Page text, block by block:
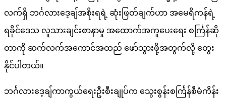
လက်ရှိ ဘင်္ဂလားဒေ့ချ်အစိုးရရဲ့ ဆုံးဖြတ်ချက်ဟာ အမေရိကန်ရဲ့
ရခိုင်ဒေသ လူသားချင်းစာနာမှု အထောက်အကူပေးရေး စင်္ကြန်ဆို
တာကို ဆက်လက်အကောင်အထည် ဖော်သွားဖို့အတွက်လို့ တွေး
နိုင်ပါတယ်။
ဘင်္ဂလားဒေ့ချ်ကာကွယ်ရေးဦးစီးချုပ်က သွေးစွန်းစင်္ကြန်စီမံကိန်း